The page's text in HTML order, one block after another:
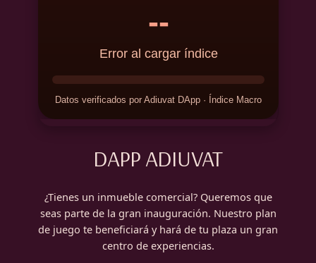
DAPP ADIUVAT
¿Tienes un inmueble comercial? Queremos que
seas parte de la gran inauguración. Nuestro plan
de juego te beneficiará y hará de tu plaza un gran
centro de experiencias.